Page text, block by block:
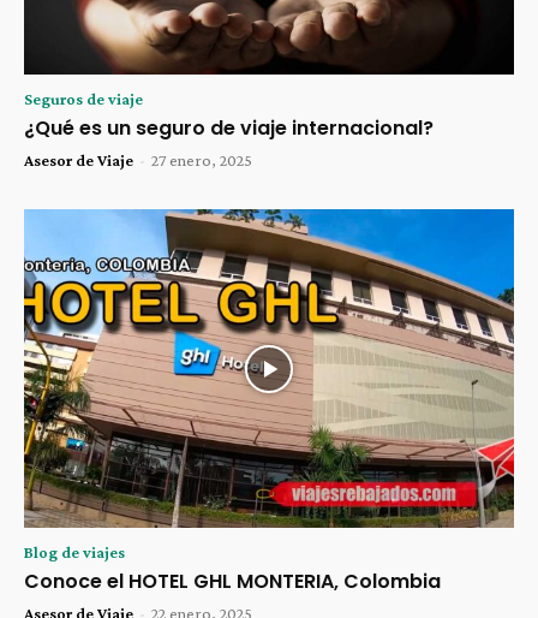
Seguros de viaje
¿Qué es un seguro de viaje internacional?
Asesor de Viaje - 27 enero, 2025
Blog de viajes
Conoce el HOTEL GHL MONTERIA, Colombia
Asesor de Viaje - 22 enero, 2025